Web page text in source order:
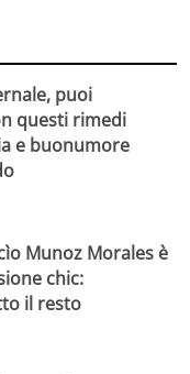
puoi
questi rimedi
e buonumore
Munoz Morales è
chic:
il resto